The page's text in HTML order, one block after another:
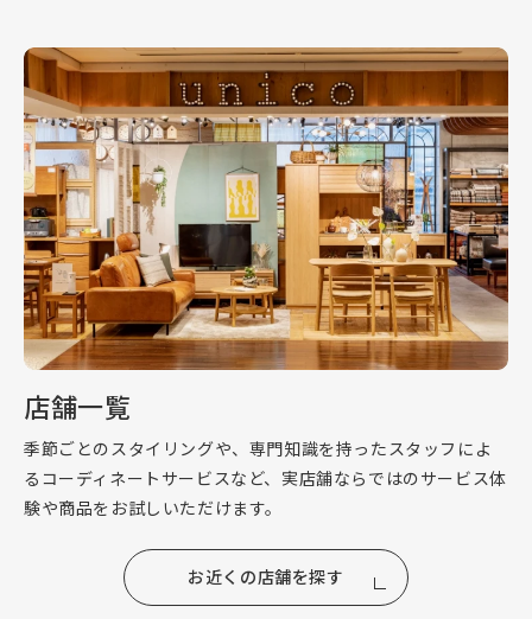
店舗一覧
季節ごとのスタイリングや、専門知識を持ったスタッフによ
るコーディネートサービスなど、実店舗ならではのサービス体
験や商品をお試しいただけます。
お近くの店舗を探す